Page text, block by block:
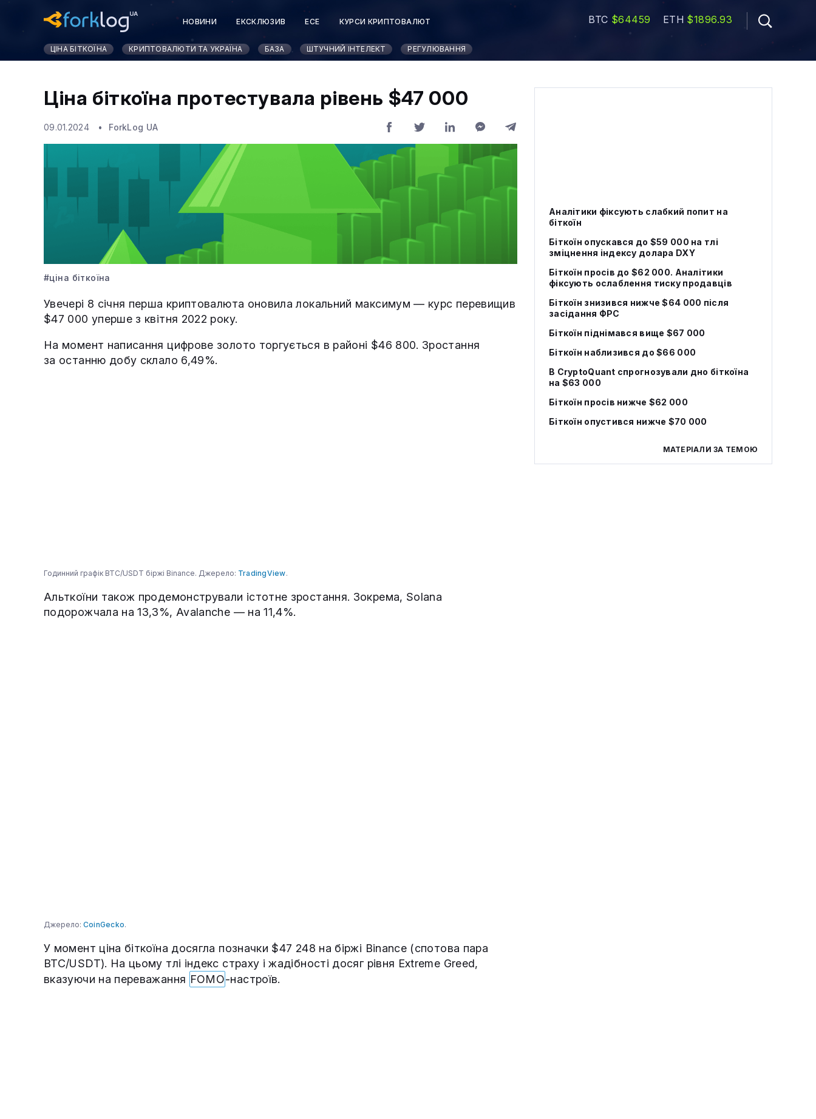
НОВИНИ ЕКСКЛЮЗИВ ЕСЕ КУРСИ КРИПТОВАЛЮТ BTC $64459 ETH $1896.93
ЦІНА БІТКОЇНА КРИПТОВАЛЮТИ ТА УКРАЇНА БАЗА ШТУЧНИЙ ІНТЕЛЕКТ РЕГУЛЮВАННЯ
Аналітики фіксують слабкий попит на
біткоїн
Біткоїн опускався до $59 000 на тлі
зміцнення індексу долара DXY
Біткоїн просів до $62 000. Аналітики
фіксують ослаблення тиску продавців
Біткоїн знизився нижче $64 000 після
засідання ФРС
Біткоїн піднімався вище $67 000
Біткоїн наблизився до $66 000
В CryptoQuant спрогнозували дно біткоїна
на $63 000
Біткоїн просів нижче $62 000
Біткоїн опустився нижче $70 000
МАТЕРІАЛИ ЗА ТЕМОЮ
Ціна біткоїна протестувала рівень $47 000
09.01.2024 ForkLog UA
#ціна біткоїна
Увечері 8 січня перша криптовалюта оновила локальний максимум — курс перевищив
$47 000 уперше з квітня 2022 року.
На момент написання цифрове золото торгується в районі $46 800. Зростання
за останню добу склало 6,49%.
Годинний графік BTC/USDT біржі Binance. Джерело: TradingView.
Альткоїни також продемонстрували істотне зростання. Зокрема, Solana
подорожчала на 13,3%, Avalanche — на 11,4%.
Джерело: CoinGecko.
У момент ціна біткоїна досягла позначки $47 248 на біржі Binance (спотова пара
BTC/USDT). На цьому тлі індекс страху і жадібності досяг рівня Extreme Greed,
вказуючи на переважання FOMO-настроїв.